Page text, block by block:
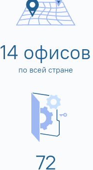
14 офисов
по всей стране
80